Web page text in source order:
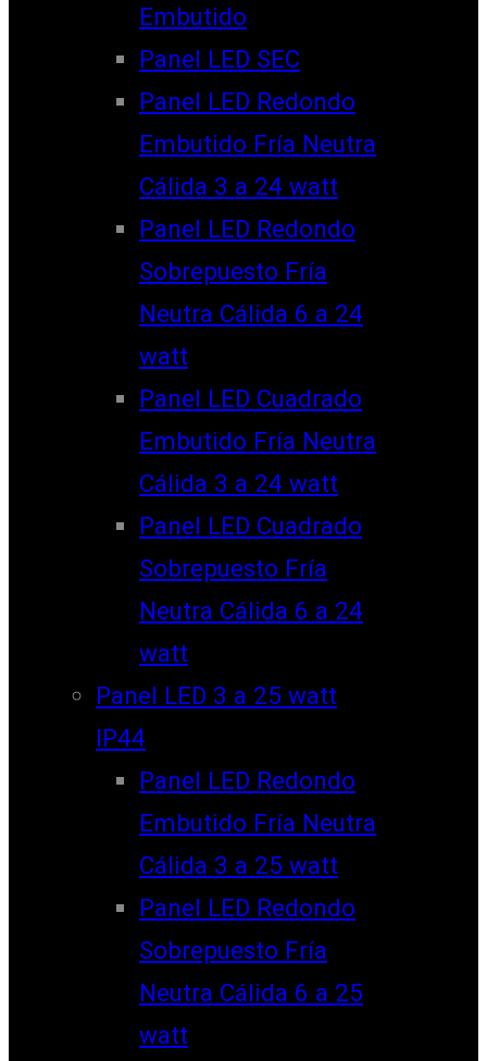
Embutido
Panel LED SEC
Panel LED Redondo
Embutido Fría Neutra
Cálida 3 a 24 watt
Panel LED Redondo
Sobrepuesto Fría
Neutra Cálida 6 a 24
watt
Panel LED Cuadrado
Embutido Fría Neutra
Cálida 3 a 24 watt
Panel LED Cuadrado
Sobrepuesto Fría
Neutra Cálida 6 a 24
watt
Panel LED 3 a 25 watt
IP44
Panel LED Redondo
Embutido Fría Neutra
Cálida 3 a 25 watt
Panel LED Redondo
Sobrepuesto Fría
Neutra Cálida 6 a 25
watt